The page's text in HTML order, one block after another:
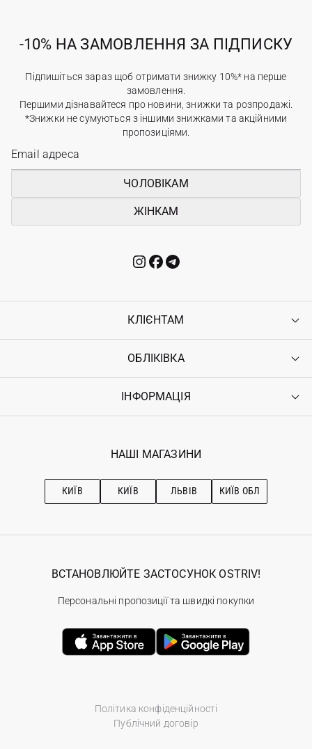
-10% НА ЗАМОВЛЕННЯ ЗА ПІДПИСКУ
Підпишіться зараз щоб отримати знижку 10%* на перше
замовлення.
Першими дізнавайтеся про новини, знижки та розпродажі.
*Знижки не сумуються з іншими знижками та акційними
пропозиціями.
ЧОЛОВІКАМ
ЖІНКАМ
КЛІЄНТАМ
Контакти
Повернення
Гарантія
ОБЛІКІВКА
Увійти
Ostriv Club+
ІНФОРМАЦІЯ
Наші магазини
Рекомендації з догляду
НАШІ МАГАЗИНИ
КИЇВ КИЇВ ЛЬВІВ КИЇВ ОБЛ
Політика конфіденційності
Публічний договір
ВСТАНОВЛЮЙТЕ ЗАСТОСУНОК OSTRIV!
Персональні пропозиції та швидкі покупки